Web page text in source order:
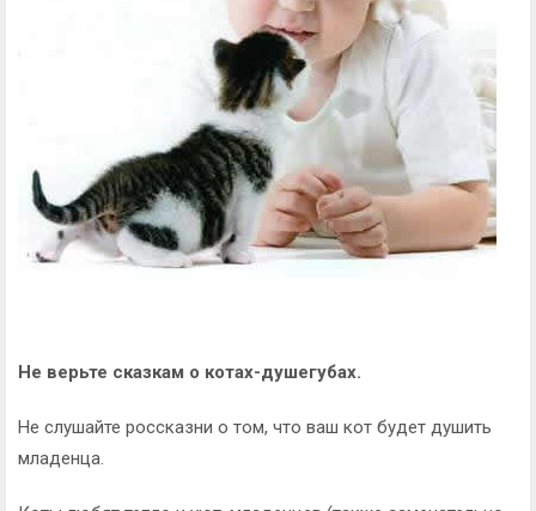
Не верьте сказкам о котах-душегубах.
Не слушайте россказни о том, что ваш кот будет душить
младенца.